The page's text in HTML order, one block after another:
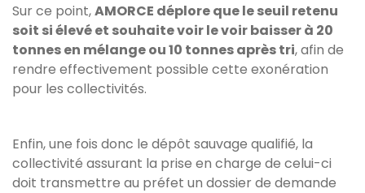
Sur ce point,AMORCE déplore que le seuil retenu
soit si élevé et souhaite voir le voir baisser à 20
tonnes en mélange ou 10 tonnes après tri, afin de
rendre effectivement possible cette exonération
pour les collectivités.
Enfin, une fois donc le dépôt sauvage qualifié, la
collectivité assurant la prise en charge de celui-ci
doit transmettre au préfet un dossier de demande